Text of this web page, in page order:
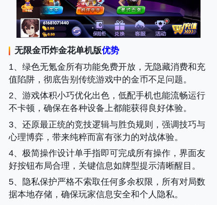
无限金币炸金花单机版优势
1、绿色无氪金所有功能免费开放，无隐藏消费和充
值陷阱，彻底告别传统游戏中的金币不足问题。
2、游戏体积小巧优化出色，低配手机也能流畅运行
不卡顿，确保在各种设备上都能获得良好体验。
3、还原最正统的竞技逻辑与胜负规则，强调技巧与
心理博弈，带来纯粹而富有张力的对战体验。
4、极简操作设计单手指即可完成所有操作，界面友
好按钮布局合理，关键信息如牌型提示清晰醒目。
5、隐私保护严格不索取任何多余权限，所有对局数
据本地存储，确保玩家信息安全和个人隐私。